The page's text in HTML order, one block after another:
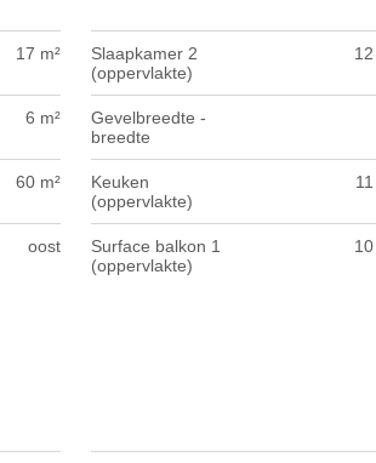
17 m²
Slaapkamer 2
(oppervlakte)
12
6 m²
Gevelbreedte -
breedte
60 m²
Keuken
(oppervlakte)
oost
Surface balkon 1
(oppervlakte)
10